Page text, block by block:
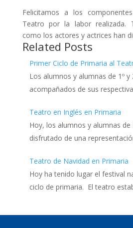
Felicitamos a los
Teatro por la labor realizada.
como los actores y actrices han
Related Posts
Primer Ciclo de Primaria al
Los alumnos y alumnas de 1º y
acompañados de sus
Teatro en Inglés en Primaria
Hoy, los alumnos y alumnas de
disfrutado de una
Teatro de Navidad en Primaria
Hoy ha tenido lugar el festival
ciclo de primaria. El teatro